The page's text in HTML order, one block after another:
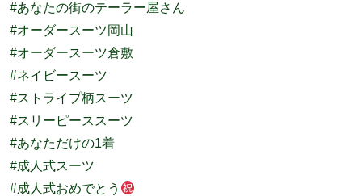
#あなたの街のテーラー屋さん
#オーダースーツ岡山
#オーダースーツ倉敷
#ネイビースーツ
#ストライプ柄スーツ
#スリーピーススーツ
#あなただけの1着
#成人式スーツ
#成人式おめでとう